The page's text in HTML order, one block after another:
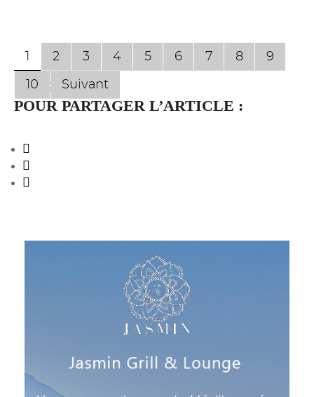
2 3 4 5 6 7 8 9
10 Suivant
Page 1 sur 167
POUR PARTAGER L’ARTICLE :